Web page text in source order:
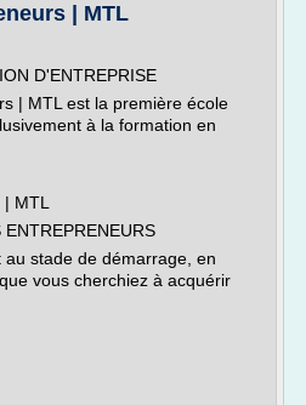
| MTL
D'ENTREPRISE
| MTL est la première école
à la formation en
MTL
stade de démarrage, en
vous cherchiez à acquérir